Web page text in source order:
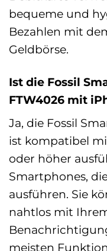
bequeme und
Bezahlen mit
Geldbörse.
Ist die Fossil
FTW4026 mit
Ja, die Fossil
ist kompatibel
oder höher
Smartphones,
ausführen. Sie
nahtlos mit
meisten